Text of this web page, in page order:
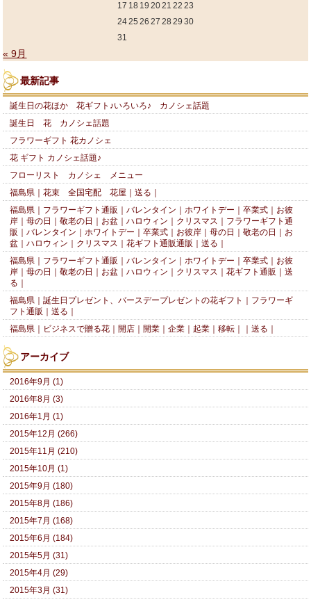
17 18 19 2021 22 23
2425 26 27 28 29 30
31
« 9月
最新記事
誕生日の花ほか 花ギフト♪いろいろ♪ カノシェ話題
誕生日 花 カノシェ話題
フラワーギフト 花カノシェ
花 ギフト カノシェ話題♪
フローリスト カノシェ メニュー
福島県｜花束 全国宅配 花屋｜送る｜
福島県｜フラワーギフト通販｜バレンタイン｜ホワイトデー｜卒業式｜お彼
岸｜母の日｜敬老の日｜お盆｜ハロウィン｜クリスマス｜フラワーギフト通
販｜バレンタイン｜ホワイトデー｜卒業式｜お彼岸｜母の日｜敬老の日｜お
盆｜ハロウィン｜クリスマス｜花ギフト通販通販｜送る｜
福島県｜フラワーギフト通販｜バレンタイン｜ホワイトデー｜卒業式｜お彼
岸｜母の日｜敬老の日｜お盆｜ハロウィン｜クリスマス｜花ギフト通販｜送
る｜
福島県｜誕生日プレゼント、バースデープレゼントの花ギフト｜フラワーギ
フト通販｜送る｜
福島県｜ビジネスで贈る花｜開店｜開業｜企業｜起業｜移転｜｜送る｜
アーカイブ
2016年9月 (1)
2016年8月 (3)
2016年1月 (1)
2015年12月 (266)
2015年11月 (210)
2015年10月 (1)
2015年9月 (180)
2015年8月 (186)
2015年7月 (168)
2015年6月 (184)
2015年5月 (31)
2015年4月 (29)
2015年3月 (31)